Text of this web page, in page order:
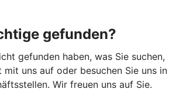
gefunden?
gefunden haben, was Sie suchen,
mit uns auf oder besuchen Sie uns in
Wir freuen uns auf Sie.